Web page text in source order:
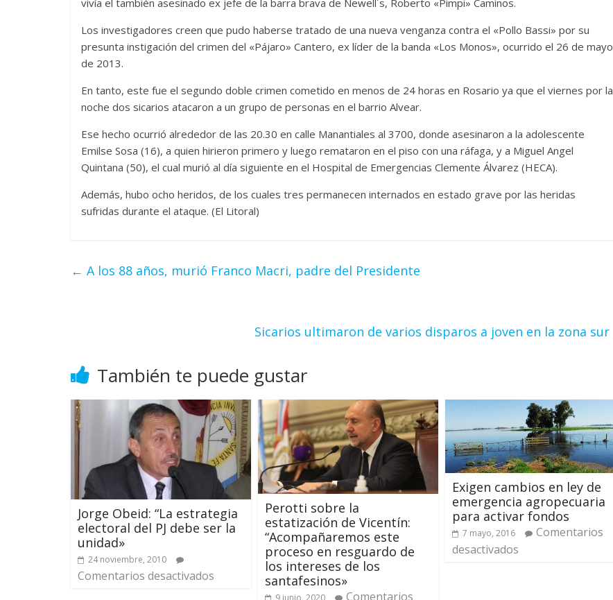
Los investigadores creen que pudo haberse tratado de una nueva venganza contra el «Pollo Bassi» por su
presunta instigación del crimen del «Pájaro» Cantero, ex líder de la banda «Los Monos», ocurrido el 26 de mayo
de 2013.
En tanto, este fue el segundo doble crimen cometido en menos de 24 horas en Rosario ya que el viernes por la
noche dos sicarios atacaron a un grupo de personas en el barrio Alvear.
Ese hecho ocurrió alrededor de las 20.30 en calle Manantiales al 3700, donde asesinaron a la adolescente
Emilse Sosa (16), a quien hirieron primero y luego remataron en el piso con una ráfaga, y a Miguel Angel
Quintana (50), el cual murió al día siguiente en el Hospital de Emergencias Clemente Álvarez (HECA).
Además, hubo ocho heridos, de los cuales tres permanecen internados en estado grave por las heridas
sufridas durante el ataque. (El Litoral)
← A los 88 años, murió Franco Macri, padre del Presidente
Sicarios ultimaron de varios disparos a joven en la zona sur
También te puede gustar
Jorge Obeid: “La estrategia
electoral del PJ debe ser la
unidad»
24 noviembre, 2010
Comentarios desactivados
Perotti sobre la
estatización de Vicentín:
“Acompañaremos este
proceso en resguardo de
los intereses de los
santafesinos»
Comentarios
Exigen cambios en ley de
emergencia agropecuaria
para activar fondos
7 mayo, 2016
Comentarios
desactivados